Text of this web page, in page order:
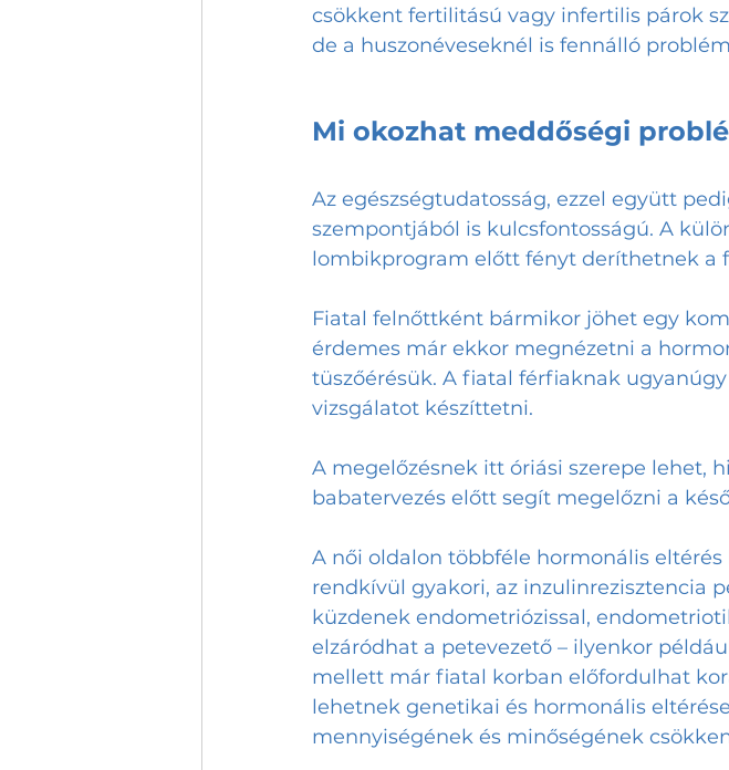
csökkent fertilitású vagy infertilis párok
de a huszonéveseknél is fennálló
Mi okozhat meddőségi
Az egészségtudatosság, ezzel együtt
szempontjából is kulcsfontosságú. A
lombikprogram előtt fényt deríthetnek a
Fiatal felnőttként bármikor jöhet egy
érdemes már ekkor megnézetni a
tüszőérésük. A fiatal férfiaknak
vizsgálatot készíttetni.
A megelőzésnek itt óriási szerepe lehet,
babatervezés előtt segít megelőzni a
A női oldalon többféle hormonális eltérés
rendkívül gyakori, az inzulinrezisztencia
küzdenek endometriózissal,
elzáródhat a petevezető – ilyenkor
mellett már fiatal korban előfordulhat
lehetnek genetikai és hormonális
mennyiségének és minőségének